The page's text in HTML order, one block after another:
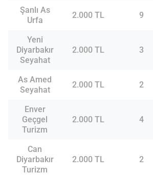
Şanlı As
Urfa
2.000 TL 9
Yeni
Diyarbakır
Seyahat
2.000 TL 3
As Amed
Seyahat
2.000 TL 2
Enver
Geçgel
Turizm
2.000 TL 4
Can
Diyarbakır
Turizm
2.000 TL 2